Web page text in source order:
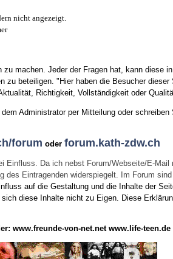
nicht angezeigt.
machen. Jeder der Fragen hat, kann diese
beteiligen. "Hier haben die Besucher
Richtigkeit, Vollständigkeit oder
Administrator per Mitteilung oder schreiben
forum oderforum.kath-zdw.ch
Da ich nebst Forum/Webseite/E-
Eintragenden widerspiegelt. Im Forum
auf die Gestaltung und die Inhalte der
diese Inhalte nicht zu Eigen. Diese
www.freunde-von-net.net www.life-teen.de